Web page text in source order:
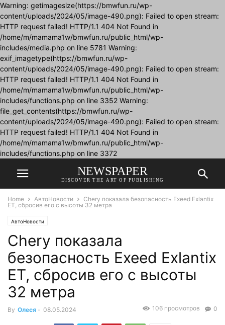
Warning: getimagesize(https://bmwfun.ru/wp-
content/uploads/2024/05/image-490.png): Failed to open stream:
HTTP request failed! HTTP/1.1 404 Not Found in
/home/m/mamama1w/bmwfun.ru/public_html/wp-
includes/media.php on line 5781 Warning:
exif_imagetype(https://bmwfun.ru/wp-
content/uploads/2024/05/image-490.png): Failed to open stream:
HTTP request failed! HTTP/1.1 404 Not Found in
/home/m/mamama1w/bmwfun.ru/public_html/wp-
includes/functions.php on line 3352 Warning:
file_get_contents(https://bmwfun.ru/wp-
content/uploads/2024/05/image-490.png): Failed to open stream:
HTTP request failed! HTTP/1.1 404 Not Found in
/home/m/mamama1w/bmwfun.ru/public_html/wp-
includes/functions.php on line 3372
NEWSPAPER
DISCOVER THE ART OF PUBLISHING
Home АвтоНовости
Chery показала безопасность Exeed Exlantix
ET, сбросив его с высоты 32 метра
АвтоНовости
Chery показала
безопасность Exeed Exlantix
ET, сбросив его с высоты
32 метра
By Олеся - 08.05.2024 0
106 просмотров